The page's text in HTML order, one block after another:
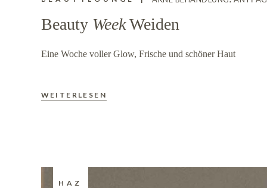
Beauty WeekWeiden
Eine Woche voller Glow, Frische und schöner Haut
WEITERLESEN
HAZ